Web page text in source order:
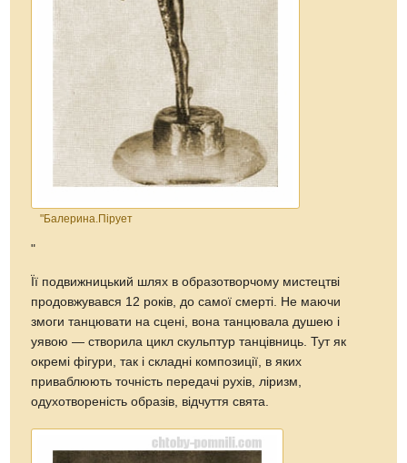
"Балерина.Пірует
"
Її подвижницький шлях в образотворчому мистецтві
продовжувався 12 років, до самої смерті. Не маючи
змоги танцювати на сцені, вона танцювала душею і
уявою — створила цикл скульптур танцівниць. Тут як
окремі фігури, так і складні композиції, в яких
приваблюють точність передачі рухів, ліризм,
одухотвореність образів, відчуття свята.